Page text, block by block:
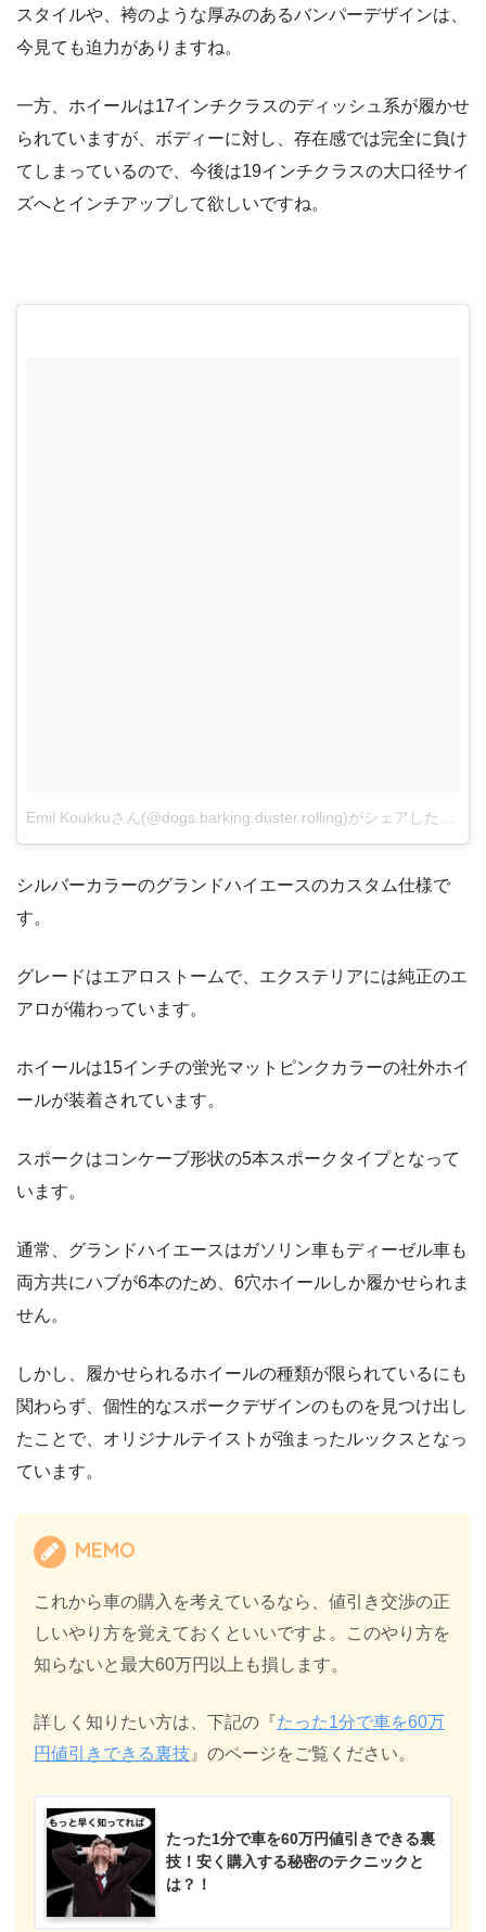
スタイルや、袴のような厚みのあるバンパーデザインは、
今見ても迫力がありますね。
一方、ホイールは17インチクラスのディッシュ系が履かせ
られていますが、ボディーに対し、存在感では完全に負け
てしまっているので、今後は19インチクラスの大口径サイ
ズへとインチアップして欲しいですね。
シルバーカラーのグランドハイエースのカスタム仕様で
す。
グレードはエアロストームで、エクステリアには純正のエ
アロが備わっています。
ホイールは15インチの蛍光マットピンクカラーの社外ホイ
ールが装着されています。
スポークはコンケーブ形状の5本スポークタイプとなって
います。
通常、グランドハイエースはガソリン車もディーゼル車も
両方共にハブが6本のため、6穴ホイールしか履かせられま
せん。
しかし、履かせられるホイールの種類が限られているにも
関わらず、個性的なスポークデザインのものを見つけ出し
たことで、オリジナルテイストが強まったルックスとなっ
ています。
MEMO
これから車の購入を考えているなら、値引き交渉の正
しいやり方を覚えておくといいですよ。このやり方を
知らないと最大60万円以上も損します。
詳しく知りたい方は、下記の『たった1分で車を60万
円値引きできる裏技 』のページをご覧ください。
たった1分で車を60万円値引きできる裏
技！安く購入する秘密のテクニックと
は？！